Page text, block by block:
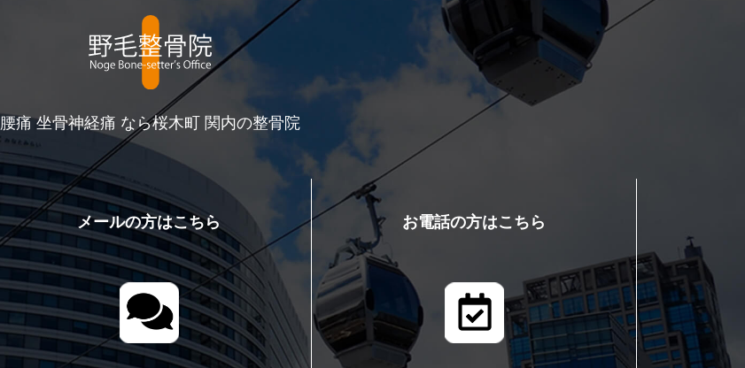
腰痛 坐骨神経痛 なら桜木町 関内の整骨院
メールの方はこちら お電話の方はこちら